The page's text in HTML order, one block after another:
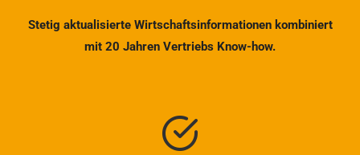
Stetig aktualisierte Wirtschaftsinformationen kombiniert
mit 20 Jahren Vertriebs Know-how.